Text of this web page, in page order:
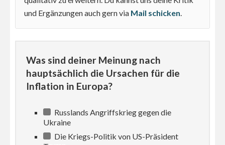
und Ergänzungen auch gern via Mail schicken.
Was sind deiner Meinung nach
hauptsächlich die Ursachen für die
Inflation in Europa?
Russlands Angriffskrieg gegen die
Ukraine
Die Kriegs-Politik von US-Präsident